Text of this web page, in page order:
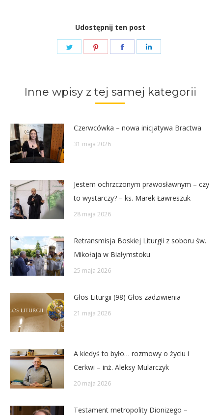
Udostępnij ten post
Share
Share
Share
Inne wpisy z tej samej kategorii
Czerwcówka – nowa inicjatywa Bractwa
31 maja 2026
Jestem ochrzczonym prawosławnym – czy
to wystarczy? – ks. Marek Ławreszuk
28 maja 2026
Retransmisja Boskiej Liturgii z soboru św.
Mikołaja w Białymstoku
25 maja 2026
Głos Liturgii (98) Głos zadziwienia
21 maja 2026
A kiedyś to było… rozmowy o życiu i
Cerkwi – inż. Aleksy Mularczyk
20 maja 2026
Testament metropolity Dionizego –